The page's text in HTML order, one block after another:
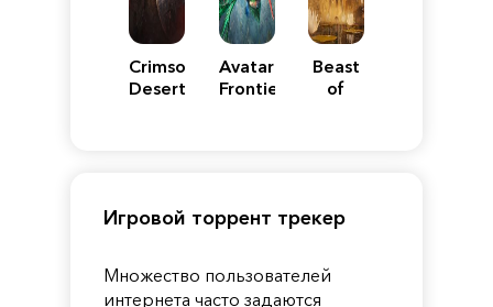
Crimson
Desert
Avatar:
Frontiers
Beast
of
Игровой торрент трекер
Множество пользователей
интернета часто задаются